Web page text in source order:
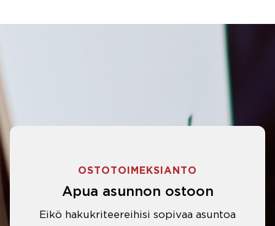
OSTOTOIMEKSIANTO
Apua asunnon ostoon
Eikö hakukriteereihisi sopivaa asuntoa